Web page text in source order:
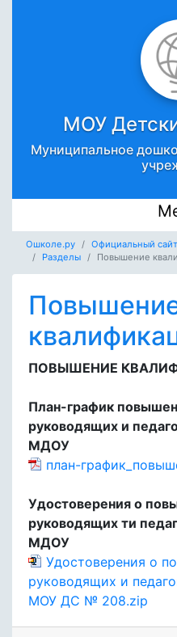
МОУ
Муниципальное
Ошколе.ру
Официальный
Разделы
Повышение
ПОВЫШЕНИЕ
План-график
руководящих и
МДОУ
план-
Удостоверения о
руководящих ти
МДОУ
Удостоверения о
руководящих и
МОУ ДС № 208.zip